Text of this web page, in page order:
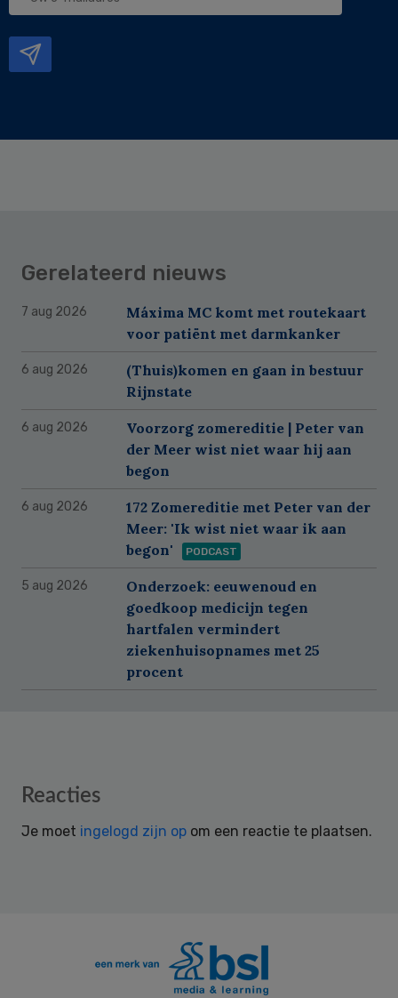
Gerelateerd nieuws
7 aug 2026
Máxima MC komt met routekaart
voor patiënt met darmkanker
6 aug 2026
(Thuis)komen en gaan in bestuur
Rijnstate
6 aug 2026
Voorzorg zomereditie | Peter van
der Meer wist niet waar hij aan
begon
6 aug 2026
172 Zomereditie met Peter van der
Meer: 'Ik wist niet waar ik aan
begon'
PODCAST
5 aug 2026
Onderzoek: eeuwenoud en
goedkoop medicijn tegen
hartfalen vermindert
ziekenhuisopnames met 25
procent
Reader
Reacties
Je moet ingelogd zijn op om een reactie te plaatsen.